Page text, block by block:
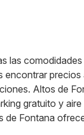
las
Altos de
gratuito y
Fontana